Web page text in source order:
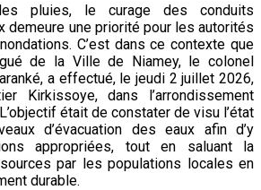
pluies, le curage des conduits
demeure une priorité pour les autorités
C’est dans ce contexte que
de la Ville de Niamey, le colonel
a effectué, le jeudi 2 juillet 2026,
Kirkissoye, dans l’arrondissement
était de constater de visu l’état
d’évacuation des eaux afin d’y
appropriées, tout en saluant la
par les populations locales en
durable.